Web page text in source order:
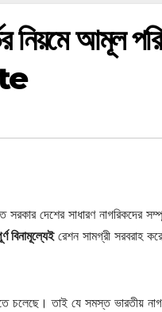
নিয়মে আমূল
দেশের সাধারণ নাগরিকদের
বিনামূল্যেইরেশন সামগ্রী সরবরাহ
চলেছে। তাই যে সমস্ত ভারতীয়